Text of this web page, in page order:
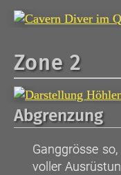
Zone 2
Abgrenzung
Ganggrösse
voller